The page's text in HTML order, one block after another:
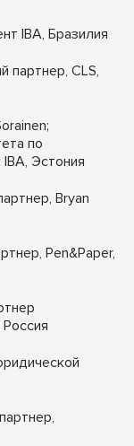
IBA, Бразилия
партнер, CLS,
по
Эстония
Bryan
Pen&Paper,